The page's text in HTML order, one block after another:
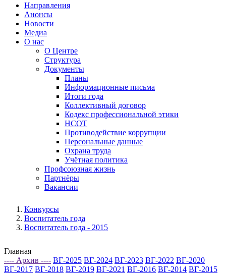
Направления
Анонсы
Новости
Медиа
О нас
О Центре
Структура
Документы
Планы
Информационные письма
Итоги года
Коллективный договор
Кодекс профессиональной этики
НСОТ
Противодействие коррупции
Персональные данные
Охрана труда
Учётная политика
Профсоюзная жизнь
Партнёры
Вакансии
Конкурсы
Воспитатель года
Воспитатель года - 2015
Главная
---- Архив ---- ВГ-2025 ВГ-2024 ВГ-2023 ВГ-2022 ВГ-2020
ВГ-2017 ВГ-2018 ВГ-2019 ВГ-2021 ВГ-2016 ВГ-2014 ВГ-2015